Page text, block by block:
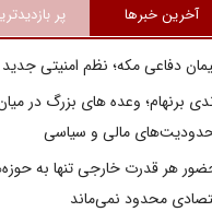
آخرین خبرها پر
دفاعی مکه؛ نظم امنیتی
برنهام؛ وعده های بزرگ در
مالی و سیاسی
هر قدرت خارجی تنها به
محدود نمی‌ماند